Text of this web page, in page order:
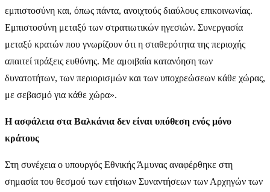
εμπιστοσύνη και, όπως πάντα, ανοιχτούς διαύλους επικοινωνίας.
Εμπιστοσύνη μεταξύ των στρατιωτικών ηγεσιών. Συνεργασία
μεταξύ κρατών που γνωρίζουν ότι η σταθερότητα της περιοχής
απαιτεί πράξεις ευθύνης. Με αμοιβαία κατανόηση των
δυνατοτήτων, των περιορισμών και των υποχρεώσεων κάθε χώρας,
με σεβασμό για κάθε χώρα».
Η ασφάλεια στα Βαλκάνια δεν είναι υπόθεση ενός μόνο
κράτους
Στη συνέχεια ο υπουργός Εθνικής Άμυνας αναφέρθηκε στη
σημασία του θεσμού των ετήσιων Συναντήσεων των Αρχηγών των